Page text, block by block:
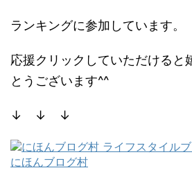
ランキングに参加しています。
応援クリックしていただけると
とうございます^^
↓ ↓ ↓
にほんブログ村